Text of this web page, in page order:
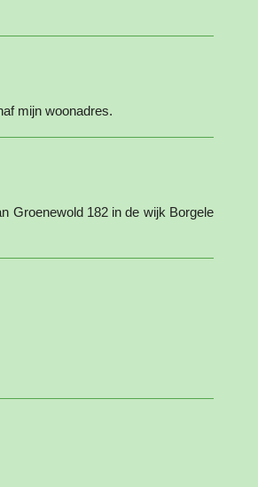
mijn woonadres.
Groenewold 182 in de wijk Borgele